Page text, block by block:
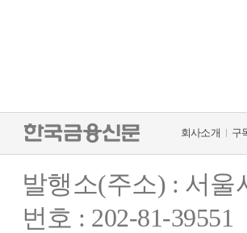
회사소개 구
발행소(주소) : 서울
번호 : 202-81-39551